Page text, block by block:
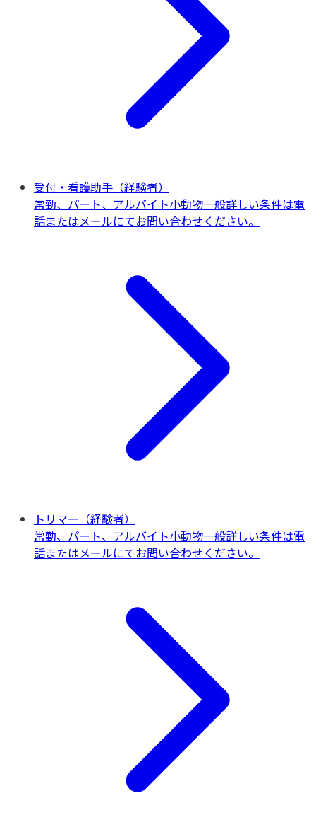
受付・看護助手（経験者）
常勤、パート、アルバイト小動物一般詳しい条件は電
話またはメールにてお問い合わせください。
トリマー（経験者）
常勤、パート、アルバイト小動物一般詳しい条件は電
話またはメールにてお問い合わせください。